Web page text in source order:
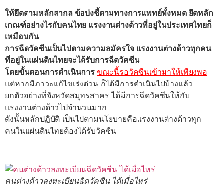
ให้ยึดตามหลักสากล ข้อบ่งชี้ตามทางการแพทย์ทั้งหมด ยึดหลัก
เกณฑ์อย่างไรกับคนไทย แรงงานต่างด้าวที่อยู่ในประเทศไทยก็
เหมือนกัน
การฉีดวัคซีนเป็นไปตามความสมัครใจ แรงงานต่างด้าวทุกคน
ที่อยู่ในแผ่นดินไทยจะได้รับการฉีดวัคซีน
โดยขั้นตอนการดำเนินการ ขณะนี้รอวัคซีนเข้ามาให้เพียงพอ
แต่หากมีภาวะแก้ไขเร่งด่วน ก็ได้มีการดำเนินไปบ้างแล้ว
ยกตัวอย่างที่จังหวัดสมุทรสาคร ได้มีการฉีดวัคซีนให้กับ
แรงงานต่างด้าวไปจำนวนมาก
ดังนั้นหลักปฏิบัติ เป็นไปตามนโยบายคือแรงงานต่างด้าวทุก
คนในแผ่นดินไทยต้องได้รับวัคซีน
คนต่างด้าวลงทะเบียนฉีดวัคซีน ได้เมื่อไหร่